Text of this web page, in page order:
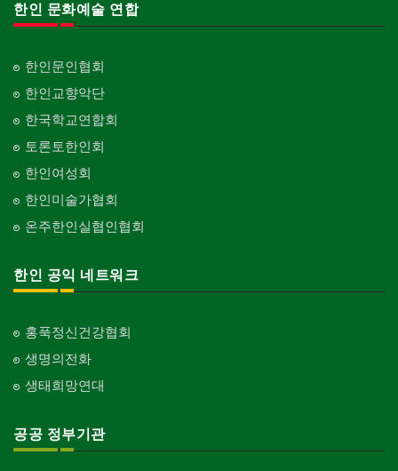
한인 문화예술 연합
한인문인협회
한인교향악단
한국학교연합회
토론토한인회
한인여성회
한인미술가협회
온주한인실협인협회
한인 공익 네트워크
홍푹정신건강협회
생명의전화
생태희망연대
공공 정부기관